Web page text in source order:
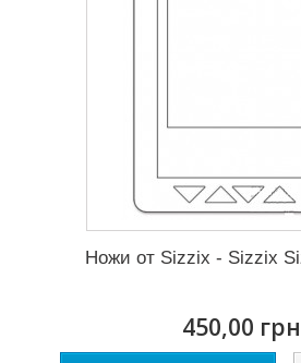
Ножи от Sizzix - Sizzix
450,00